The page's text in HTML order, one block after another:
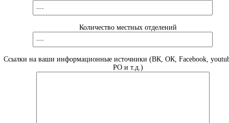
Количество местных отделений
Ссылки на ваши информационные источники (ВК, ОК, Facebook,
РО и т.д.)